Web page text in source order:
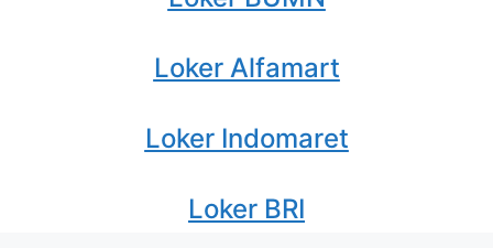
Loker Alfamart
Loker Indomaret
Loker BRI